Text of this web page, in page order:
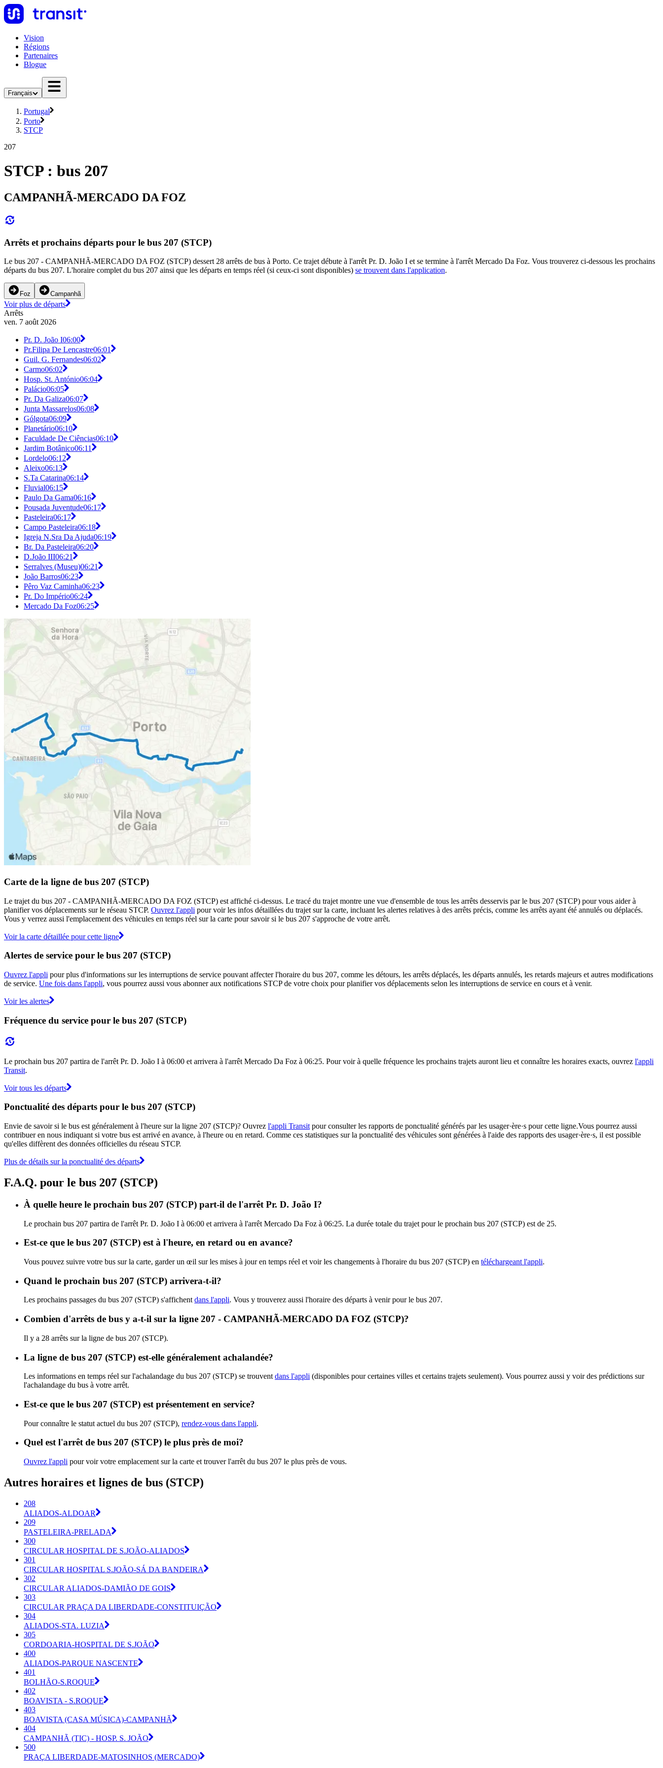
Vision
Régions
Partenaires
Blogue
Français
Portugal
Porto
STCP
207
STCP : bus 207
CAMPANHÃ-MERCADO DA FOZ
Arrêts et prochains départs pour le bus 207 (STCP)
Le bus 207 - CAMPANHÃ-MERCADO DA FOZ (STCP) dessert 28 arrêts de bus à Porto. Ce trajet débute à l'arrêt Pr. D. João I et se termine à l'arrêt Mercado Da Foz. Vous trouverez ci-dessous les prochains
départs du bus 207. L'horaire complet du bus 207 ainsi que les départs en temps réel (si ceux-ci sont disponibles) se trouvent dans l'application.
Foz Campanhã
Voir plus de départs
Arrêts
ven. 7 août 2026
Pr. D. João I06:00
Pr.Filipa De Lencastre06:01
Guil. G. Fernandes06:02
Carmo06:02
Hosp. St. António06:04
Palácio06:05
Pr. Da Galiza06:07
Junta Massarelos06:08
Gólgota06:09
Planetário06:10
Faculdade De Ciências06:10
Jardim Botânico06:11
Lordelo06:12
Aleixo06:13
S.Ta Catarina06:14
Fluvial06:15
Paulo Da Gama06:16
Pousada Juventude06:17
Pasteleira06:17
Campo Pasteleira06:18
Igreja N.Sra Da Ajuda06:19
Br. Da Pasteleira06:20
D.João III06:21
Serralves (Museu)06:21
João Barros06:23
Pêro Vaz Caminha06:23
Pr. Do Império06:24
Mercado Da Foz06:25
Carte de la ligne de bus 207 (STCP)
Le trajet du bus 207 - CAMPANHÃ-MERCADO DA FOZ (STCP) est affiché ci-dessus. Le tracé du trajet montre une vue d'ensemble de tous les arrêts desservis par le bus 207 (STCP) pour vous aider à
planifier vos déplacements sur le réseau STCP. Ouvrez l'appli pour voir les infos détaillées du trajet sur la carte, incluant les alertes relatives à des arrêts précis, comme les arrêts ayant été annulés ou déplacés.
Vous y verrez aussi l'emplacement des véhicules en temps réel sur la carte pour savoir si le bus 207 s'approche de votre arrêt.
Voir la carte détaillée pour cette ligne
Alertes de service pour le bus 207 (STCP)
Ouvrez l'appli pour plus d'informations sur les interruptions de service pouvant affecter l'horaire du bus 207, comme les détours, les arrêts déplacés, les départs annulés, les retards majeurs et autres modifications
de service. Une fois dans l'appli, vous pourrez aussi vous abonner aux notifications STCP de votre choix pour planifier vos déplacements selon les interruptions de service en cours et à venir.
Voir les alertes
Fréquence du service pour le bus 207 (STCP)
Le prochain bus 207 partira de l'arrêt Pr. D. João I à 06:00 et arrivera à l'arrêt Mercado Da Foz à 06:25. Pour voir à quelle fréquence les prochains trajets auront lieu et connaître les horaires exacts, ouvrez l'appli
Transit.
Voir tous les départs
Ponctualité des départs pour le bus 207 (STCP)
Envie de savoir si le bus est généralement à l'heure sur la ligne 207 (STCP)? Ouvrez l'appli Transit pour consulter les rapports de ponctualité générés par les usager·ère·s pour cette ligne.Vous pourrez aussi
contribuer en nous indiquant si votre bus est arrivé en avance, à l'heure ou en retard. Comme ces statistiques sur la ponctualité des véhicules sont générées à l'aide des rapports des usager·ère·s, il est possible
qu'elles diffèrent des données officielles du réseau STCP.
Plus de détails sur la ponctualité des départs
F.A.Q. pour le bus 207 (STCP)
À quelle heure le prochain bus 207 (STCP) part-il de l'arrêt Pr. D. João I?
Le prochain bus 207 partira de l'arrêt Pr. D. João I à 06:00 et arrivera à l'arrêt Mercado Da Foz à 06:25. La durée totale du trajet pour le prochain bus 207 (STCP) est de 25.
Est-ce que le bus 207 (STCP) est à l'heure, en retard ou en avance?
Vous pouvez suivre votre bus sur la carte, garder un œil sur les mises à jour en temps réel et voir les changements à l'horaire du bus 207 (STCP) en téléchargeant l'appli.
Quand le prochain bus 207 (STCP) arrivera-t-il?
Les prochains passages du bus 207 (STCP) s'affichent dans l'appli. Vous y trouverez aussi l'horaire des départs à venir pour le bus 207.
Combien d'arrêts de bus y a-t-il sur la ligne 207 - CAMPANHÃ-MERCADO DA FOZ (STCP)?
Il y a 28 arrêts sur la ligne de bus 207 (STCP).
La ligne de bus 207 (STCP) est-elle généralement achalandée?
Les informations en temps réel sur l'achalandage du bus 207 (STCP) se trouvent dans l'appli (disponibles pour certaines villes et certains trajets seulement). Vous pourrez aussi y voir des prédictions sur
l'achalandage du bus à votre arrêt.
Est-ce que le bus 207 (STCP) est présentement en service?
Pour connaître le statut actuel du bus 207 (STCP), rendez-vous dans l'appli.
Quel est l'arrêt de bus 207 (STCP) le plus près de moi?
Ouvrez l'appli pour voir votre emplacement sur la carte et trouver l'arrêt du bus 207 le plus près de vous.
Autres horaires et lignes de bus (STCP)
208
ALIADOS-ALDOAR
209
PASTELEIRA-PRELADA
300
CIRCULAR HOSPITAL DE S.JOÃO-ALIADOS
301
CIRCULAR HOSPITAL S.JOÃO-SÁ DA BANDEIRA
302
CIRCULAR ALIADOS-DAMIÃO DE GOIS
303
CIRCULAR PRAÇA DA LIBERDADE-CONSTITUIÇÃO
304
ALIADOS-STA. LUZIA
305
CORDOARIA-HOSPITAL DE S.JOÃO
400
ALIADOS-PARQUE NASCENTE
401
BOLHÃO-S.ROQUE
402
BOAVISTA - S.ROQUE
403
BOAVISTA (CASA MÚSICA)-CAMPANHÃ
404
CAMPANHÃ (TIC) - HOSP. S. JOÃO
500
PRAÇA LIBERDADE-MATOSINHOS (MERCADO)